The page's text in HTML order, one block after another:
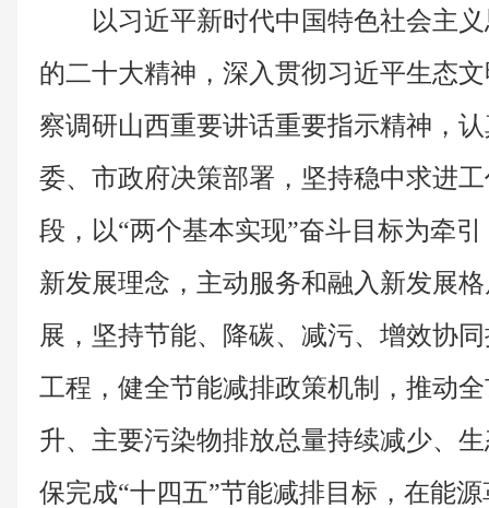
以习近平新时代中国特色社会主
的二十大精神，深入贯彻习近平生态
察调研山西重要讲话重要指示精神，
委、市政府决策部署，坚持稳中求进
段，以“两个基本实现”奋斗目标为牵
新发展理念，主动服务和融入新发展
展，坚持节能、降碳、减污、增效协
工程，健全节能减排政策机制，推动
升、主要污染物排放总量持续减少、
保完成“十四五”节能减排目标，在能